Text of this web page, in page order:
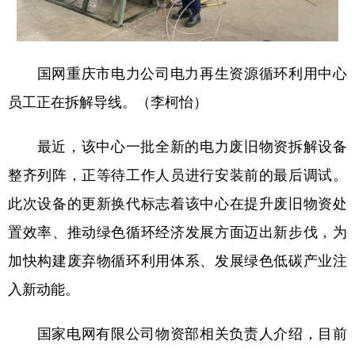
国网重庆市电力公司电力再生资源循环利用中心
员工正在拆解导线。（李柯怡）
最近，该中心一批全新的电力废旧物资拆解设备
整齐列阵，正等待工作人员进行安装前的最后调试。
此次设备的更新换代标志着该中心在提升废旧物资处
置效率、推动绿色循环经济发展方面迈出新步伐，为
加快构建废弃物循环利用体系、发展绿色低碳产业注
入新动能。
国家电网有限公司物资部相关负责人介绍，目前